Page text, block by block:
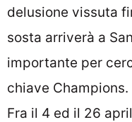
delusione vissuta
sosta arriverà a
importante per
chiave
Fra il 4 ed il 26